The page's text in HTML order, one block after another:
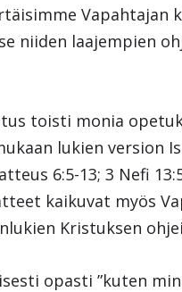
Vapahtajan
niiden laajempien
toisti monia
lukien version
6:5-13; 3 Nefi
kaikuvat myös
Kristuksen
opasti ”kuten